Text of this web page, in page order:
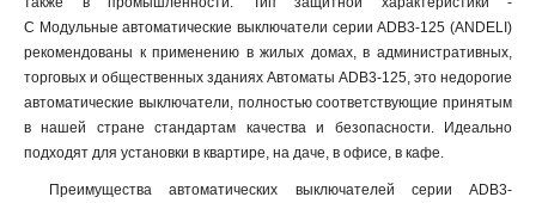
C Модульные автоматические выключатели серии ADB3-125 (ANDELI)
рекомендованы к применению в жилых домах, в административных,
торговых и общественных зданиях Автоматы ADB3-125, это недорогие
автоматические выключатели, полностью соответствующие принятым
в нашей стране стандартам качества и безопасности. Идеально
подходят для установки в квартире, на даче, в офисе, в кафе.
Преимущества автоматических выключателей серии ADB3-